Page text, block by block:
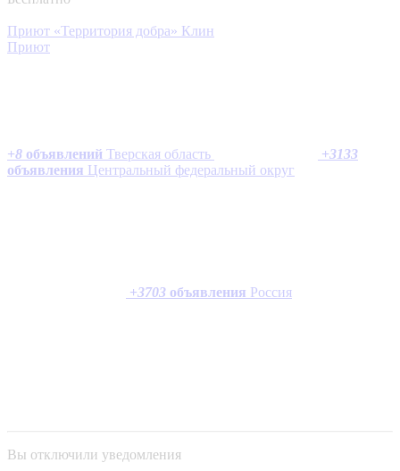
Приют «Территория добра» Клин
Приют
+8 объявлений Тверская область +3133
объявления Центральный федеральный округ
+3703 объявления Россия
Вы отключили уведомления